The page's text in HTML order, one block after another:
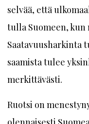
selvää, että
tulla Suomeen,
Saatavuusharkinta
saamista tulee
merkittävästi.
Ruotsi on